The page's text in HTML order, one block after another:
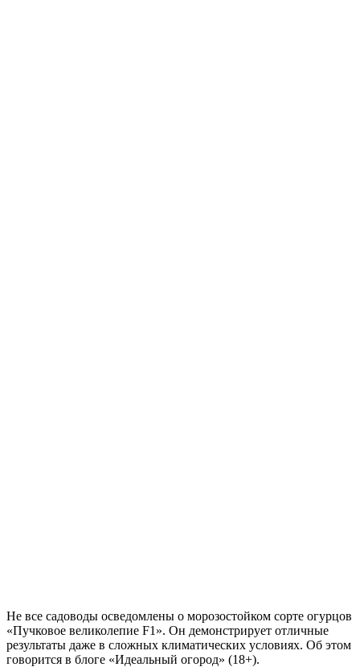
Не все садоводы осведомлены о морозостойком сорте огурцов
«Пучковое великолепие F1». Он демонстрирует отличные
результаты даже в сложных климатических условиях. Об этом
говорится в блоге «Идеальный огород» (18+).